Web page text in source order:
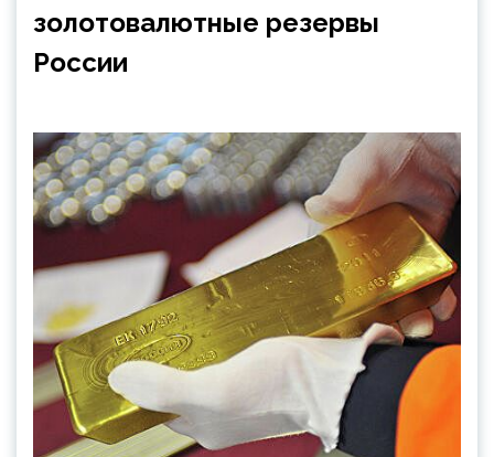
золотовалютные резервы
России